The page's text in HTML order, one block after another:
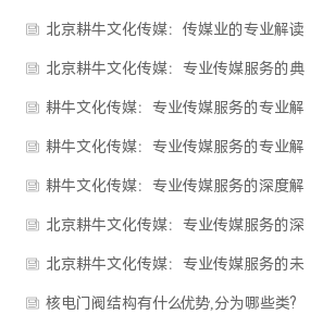
北京耕牛文化传媒：传媒业的专业解读
北京耕牛文化传媒：专业传媒服务的典
范
耕牛文化传媒：专业传媒服务的专业解
析
耕牛文化传媒：专业传媒服务的专业解
析
耕牛文化传媒：专业传媒服务的深度解
读
北京耕牛文化传媒：专业传媒服务的深
度解析
北京耕牛文化传媒：专业传媒服务的未
来展望
核电门阀结构有什么优势,分为哪些类?